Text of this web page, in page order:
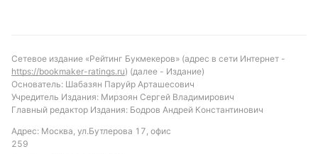
больше 2,5, учитывая склонность Стремсгодсета
пропускать много мячей и способность Согндаля
находить путь к воротам соперника. Такой подход
позволит учесть динамику обеих команд и
возможные сценарии развития матча.
Сетевое издание «Рейтинг Букмекеров» (адрес в сети Интернет -
https://bookmaker-ratings.ru) (далее - Издание)
Основатель: Шабазян Паруйр Арташесович
Учредитель Издания: Мирзоян Сергей Владимирович
Главный редактор Издания: Бодров Андрей Константинович
Адрес: Москва, ул.Бутлерова 17, офис
259